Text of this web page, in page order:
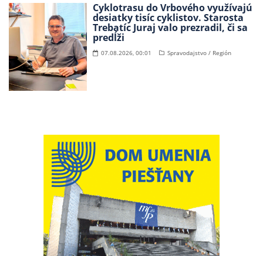
Cyklotrasu do Vrbového využívajú
desiatky tisíc cyklistov. Starosta
Trebatíc Juraj valo prezradil, či sa
predĺži
07.08.2026, 00:01 Spravodajstvo / Región